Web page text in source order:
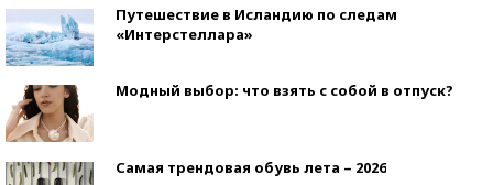
Путешествие в Исландию по следам
«Интерстеллара»
Модный выбор: что взять с собой в отпуск?
Самая трендовая обувь лета – 2026